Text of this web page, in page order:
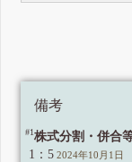
備考
#1株式分割・併合
1：52024年10月1日